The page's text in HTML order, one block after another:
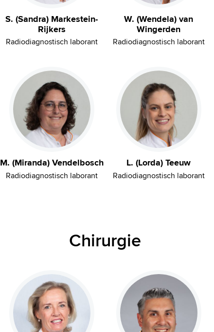
S. (Sandra) Markestein-
Rijkers
Radiodiagnostisch laborant
W. (Wendela) van
Wingerden
Radiodiagnostisch laborant
M. (Miranda) Vendelbosch
Radiodiagnostisch laborant
L. (Lorda) Teeuw
Radiodiagnostisch laborant
Chirurgie